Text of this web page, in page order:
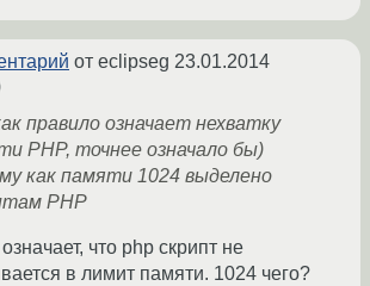
от eclipseg 23.01.2014
правило означает нехватку
PHP, точнее означало бы)
как памяти 1024 выделено
PHP
что php скрипт не
в лимит памяти. 1024 чего?